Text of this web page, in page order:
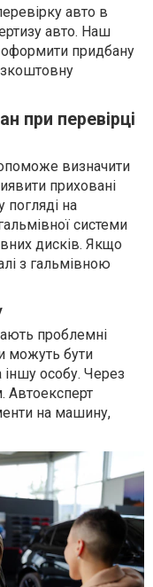
авто в
авто. Наш
придбану
при перевірці
визначити
приховані
на
системи
дисків. Якщо
з гальмівною
проблемні
можуть бути
особу. Через
Автоексперт
на машину,